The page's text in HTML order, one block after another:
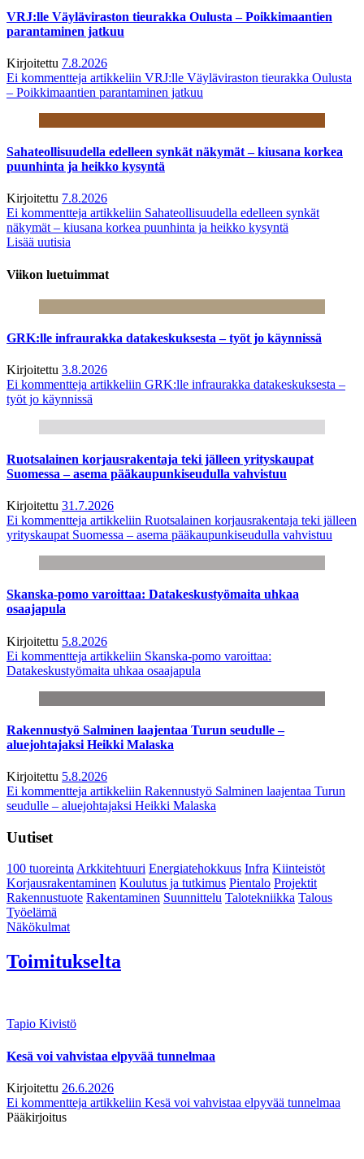
VRJ:lle Väyläviraston tieurakka Oulusta – Poikkimaantien
parantaminen jatkuu
Kirjoitettu 7.8.2026
Ei kommentteja artikkeliin VRJ:lle Väyläviraston tieurakka Oulusta
– Poikkimaantien parantaminen jatkuu
Sahateollisuudella edelleen synkät näkymät – kiusana korkea
puunhinta ja heikko kysyntä
Kirjoitettu 7.8.2026
Ei kommentteja artikkeliin Sahateollisuudella edelleen synkät
näkymät – kiusana korkea puunhinta ja heikko kysyntä
Lisää uutisia
Viikon luetuimmat
GRK:lle infraurakka datakeskuksesta – työt jo käynnissä
Kirjoitettu 3.8.2026
Ei kommentteja artikkeliin GRK:lle infraurakka datakeskuksesta –
työt jo käynnissä
Ruotsalainen korjausrakentaja teki jälleen yrityskaupat
Suomessa – asema pääkaupunkiseudulla vahvistuu
Kirjoitettu 31.7.2026
Ei kommentteja artikkeliin Ruotsalainen korjausrakentaja teki jälleen
yrityskaupat Suomessa – asema pääkaupunkiseudulla vahvistuu
Skanska-pomo varoittaa: Datakeskustyömaita uhkaa
osaajapula
Kirjoitettu 5.8.2026
Ei kommentteja artikkeliin Skanska-pomo varoittaa:
Datakeskustyömaita uhkaa osaajapula
Rakennustyö Salminen laajentaa Turun seudulle –
aluejohtajaksi Heikki Malaska
Kirjoitettu 5.8.2026
Ei kommentteja artikkeliin Rakennustyö Salminen laajentaa Turun
seudulle – aluejohtajaksi Heikki Malaska
Uutiset
100 tuoreintaArkkitehtuuri Energiatehokkuus Infra Kiinteistöt
Korjausrakentaminen Koulutus ja tutkimus Pientalo Projektit
Rakennustuote Rakentaminen Suunnittelu Talotekniikka Talous
Työelämä
Näkökulmat
Toimitukselta
Tapio Kivistö
Kesä voi vahvistaa elpyvää tunnelmaa
Kirjoitettu 26.6.2026
Ei kommentteja artikkeliin Kesä voi vahvistaa elpyvää tunnelmaa
Pääkirjoitus